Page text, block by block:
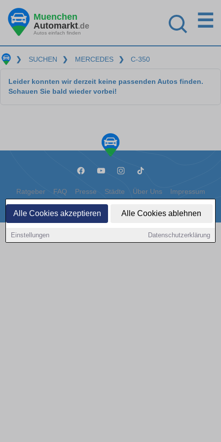
Alle Cookies akzeptieren Alle Cookies ablehnen
Einstellungen Datenschutzerklärung
Muenchen
Automarkt.de
Autos einfach finden
☰
❯ SUCHEN ❯ MERCEDES ❯ C-350
Leider konnten wir derzeit keine passenden Autos finden.
Schauen Sie bald wieder vorbei!
Ratgeber FAQ Presse Städte Über Uns Impressum
Datenschutz Cookies
Copyright © 2000 - 2026 | 1A Infosysteme GmbH | Content by: 1a-sites-autos